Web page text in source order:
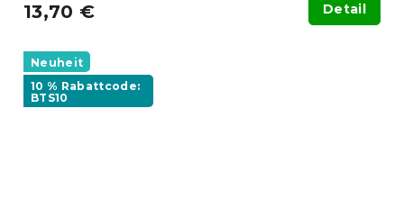
13,70 € Detail
Neuheit
10 % Rabattcode:
BTS10